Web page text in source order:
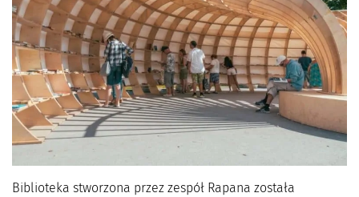
Biblioteka stworzona przez zespół Rapana została